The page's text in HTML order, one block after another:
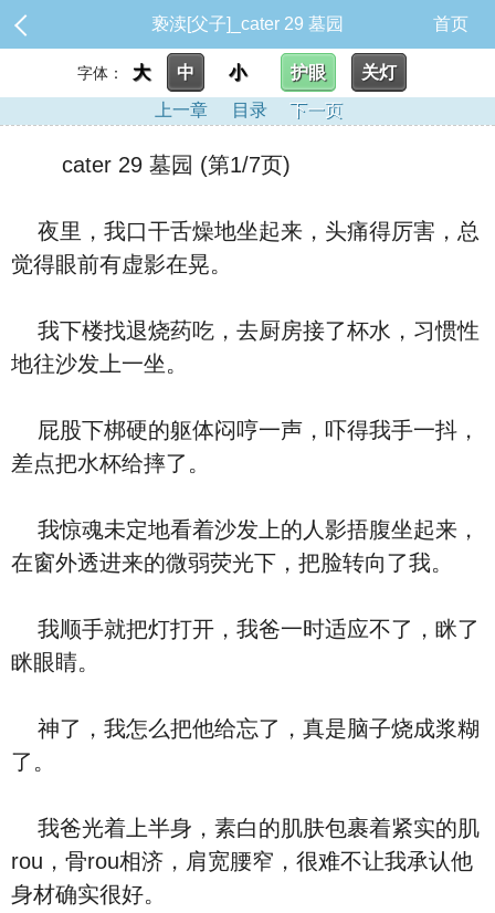
亵渎[父子]_cater 29 墓园 首页
字体： 大 中 小 护眼
关灯
上一章
目录 下一页
cater 29 墓园 (第1/7页)
夜里，我口干舌燥地坐起来，头痛得厉害，总
觉得眼前有虚影在晃。
我下楼找退烧药吃，去厨房接了杯水，习惯性
地往沙发上一坐。
屁股下梆硬的躯体闷哼一声，吓得我手一抖，
差点把水杯给摔了。
我惊魂未定地看着沙发上的人影捂腹坐起来，
在窗外透进来的微弱荧光下，把脸转向了我。
我顺手就把灯打开，我爸一时适应不了，眯了
眯眼睛。
神了，我怎么把他给忘了，真是脑子烧成浆糊
了。
我爸光着上半身，素白的肌肤包裹着紧实的肌
rou，骨rou相济，肩宽腰窄，很难不让我承认他
身材确实很好。